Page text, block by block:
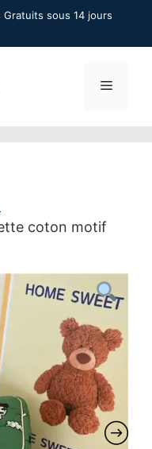
Gratuits sous 14 jours
Menu
coton motif